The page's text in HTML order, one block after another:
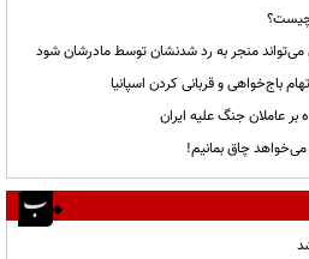
چیست؟
منجر به رد شدنشان توسط مادرشان شود
باج‌خواهی و قربانی کردن اسپانیا
عاملان جنگ علیه ایران
چاق بمانیم!